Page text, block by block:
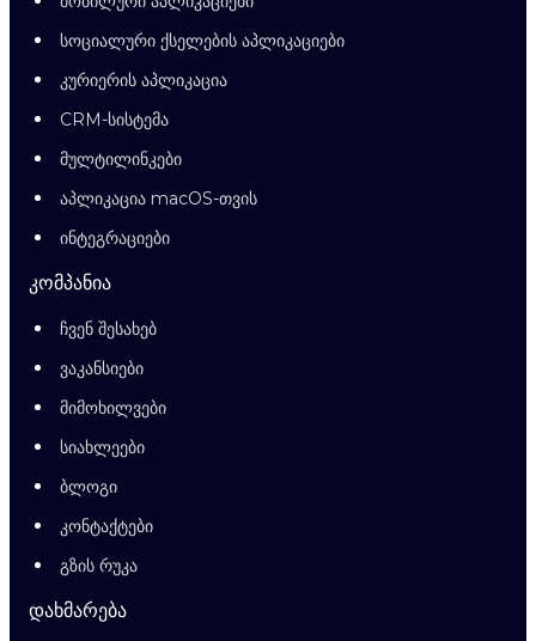
სოციალური ქსელების აპლიკაციები
კურიერის აპლიკაცია
CRM-სისტემა
მულტილინკები
აპლიკაცია macOS-თვის
ინტეგრაციები
კომპანია
ჩვენ შესახებ
ვაკანსიები
მიმოხილვები
სიახლეები
ბლოგი
კონტაქტები
გზის რუკა
დახმარება